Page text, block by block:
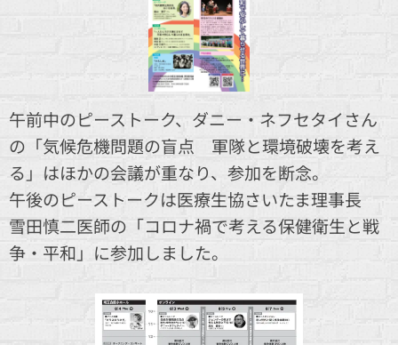
午前中のピーストーク、ダニー・ネフセタイさん
の「気候危機問題の盲点 軍隊と環境破壊を考え
る」はほかの会議が重なり、参加を断念。
午後のピーストークは医療生協さいたま理事長
雪田慎二医師の「コロナ禍で考える保健衛生と戦
争・平和」に参加しました。